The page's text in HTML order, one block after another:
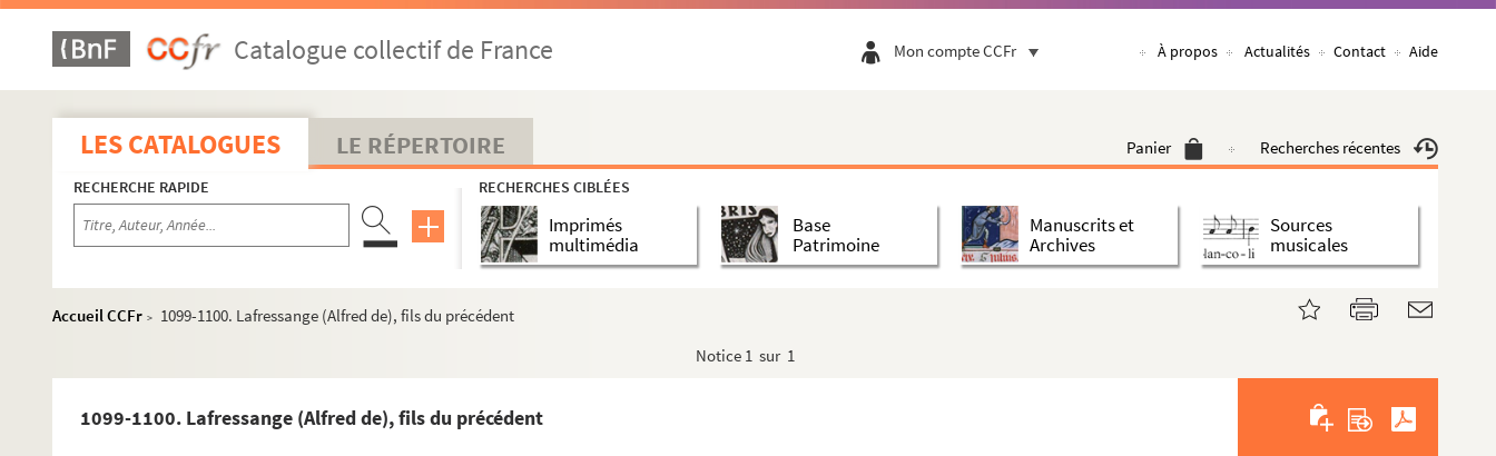
Catalogue collectif de France Mon compte CCFr À propos Actualités Contact Aide
LES CATALOGUES LE RÉPERTOIRE Panier Recherches récentes
RECHERCHE RAPIDE RECHERCHES CIBLÉES
Imprimés
multimédia
Base
Patrimoine
Manuscrits et
Archives
Sources
musicales
Accueil CCFr >
1099-1100. Lafressange (Alfred de), fils du précédent
Notice 1 sur 1
1099-1100. Lafressange (Alfred de), fils du précédent
PAPIERS MAHUL
299-300. Collections d'autographes
A. [Titre absent ou non renseigné]
B. [Titre absent ou non renseigné]
C. [Titre absent ou non renseigné]
D. [Titre absent ou non renseigné]
E. [Titre absent ou non renseigné]
H. [Titre absent ou non renseigné]
K. [Titre absent ou non renseigné]